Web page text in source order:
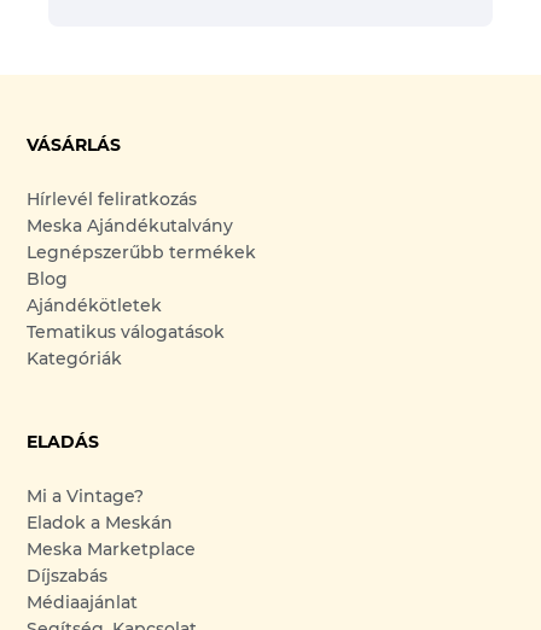
VÁSÁRLÁS
Hírlevél feliratkozás
Meska Ajándékutalvány
Legnépszerűbb termékek
Blog
Ajándékötletek
Tematikus válogatások
Kategóriák
ELADÁS
Mi a Vintage?
Eladok a Meskán
Meska Marketplace
Díjszabás
Médiaajánlat